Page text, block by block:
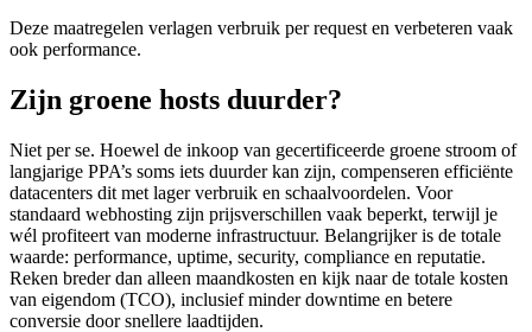
Deze maatregelen verlagen verbruik per request en verbeteren vaak
ook performance.
Zijn groene hosts duurder?
Niet per se. Hoewel de inkoop van gecertificeerde groene stroom of
langjarige PPA’s soms iets duurder kan zijn, compenseren efficiënte
datacenters dit met lager verbruik en schaalvoordelen. Voor
standaard webhosting zijn prijsverschillen vaak beperkt, terwijl je
wél profiteert van moderne infrastructuur. Belangrijker is de totale
waarde: performance, uptime, security, compliance en reputatie.
Reken breder dan alleen maandkosten en kijk naar de totale kosten
van eigendom (TCO), inclusief minder downtime en betere
conversie door snellere laadtijden.